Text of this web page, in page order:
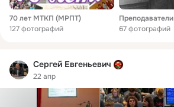
70 лет МТКП (МРПТ)
127 фотографий
Преподаватели
67 фотографий
Сергей Евгеньевич
22 апр